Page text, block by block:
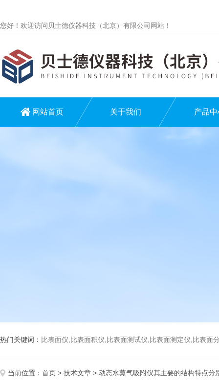
您好！欢迎访问贝士德仪器科技（北京）有限公司网站！
网站首页 关于我们 产品中
热门关键词： 比表面仪,比表面积仪,比表面测试仪,比表面测定仪,比表面分析仪,比表
当前位置： 首页 > 技术文章 > 动态水蒸气吸附仪其主要的结构特点分